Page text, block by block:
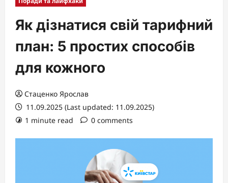
Як дізнатися свій тарифний
план: 5 простих способів
для кожного
Стаценко Ярослав
11.09.2025 (Last updated: 11.09.2025)
1 minute read
0 comments